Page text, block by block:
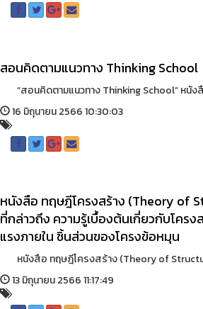
สอนคิดตามแนวทาง Thinking School
“สอนคิดตามแนวทาง Thinking School” หนัง
16 มิถุนายน 2566 10:30:03
หนังสือ ทฤษฎีโครงสร้าง (Theory of
ที่กล่าวถึง ความรู้เบื้องต้นเกี่ยวกับโคร
แรงภายใน ชิ้นส่วนของโครงข้อหมุน
หนังสือ ทฤษฎีโครงสร้าง (Theory of
13 มิถุนายน 2566 11:17:49